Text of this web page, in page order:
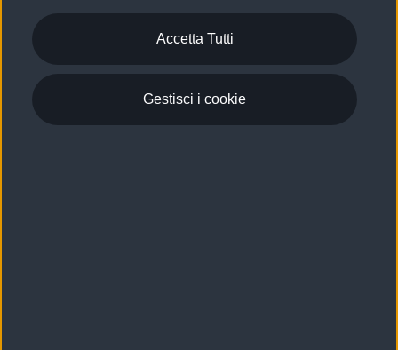
Accetta Tutti
Gestisci i cookie
garanzia fino a 4 anni per una maggiore tutela del tuo
acquisto.